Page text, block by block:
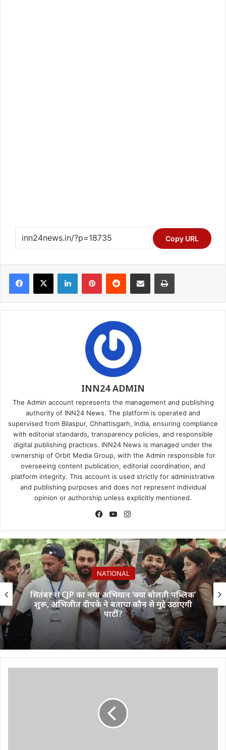
Copy URL
Facebook
X LinkedInPinterestReddit Share via Email Print
INN24 ADMIN
The Admin account represents the management and publishing
authority of INN24 News. The platform is operated and
supervised from Bilaspur, Chhattisgarh, India, ensuring compliance
with editorial standards, transparency policies, and responsible
digital publishing practices. INN24 News is managed under the
ownership of Orbit Media Group, with the Admin responsible for
overseeing content publication, editorial coordination, and
platform integrity. This account is used strictly for administrative
and publishing purposes and does not represent individual
opinion or authorship unless explicitly mentioned.
FacebookYouTube
NATIONAL
सितंबर से CJP का नया अभियान ‘क्या बोलती पब्लिक’
शुरू, अभिजीत दीपके ने बताया कौन से मुद्दे उठाएगी
पार्टी?